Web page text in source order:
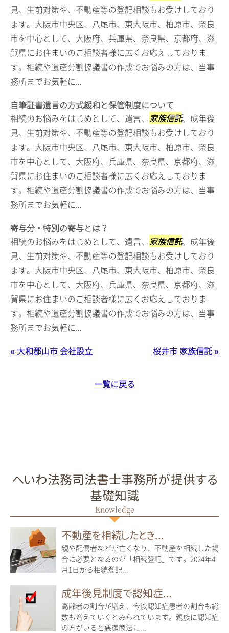
見、生前対策や、不動産等の登記相談もお受けしており
ます。大阪市中央区、八尾市、東大阪市、柏原市、奈良
市を中心として、大阪府、兵庫県、奈良県、京都府、滋
賀県にお住まいのご相談者様に広くお応えしておりま
す。相続や遺産分割協議書の作成でお悩みの方は、当事
務所までお気軽に...
自筆証書遺言の方式緩和と保管制度について
相続のお悩みをはじめとして、遺言、 家族信託、成年後
見、生前対策や、不動産等の登記相談もお受けしており
ます。大阪市中央区、八尾市、東大阪市、柏原市、奈良
市を中心として、大阪府、兵庫県、奈良県、京都府、滋
賀県にお住まいのご相談者様に広くお応えしておりま
す。相続や遺産分割協議書の作成でお悩みの方は、当事
務所までお気軽に...
寄与分・特別の寄与とは？
相続のお悩みをはじめとして、遺言、 家族信託、成年後
見、生前対策や、不動産等の登記相談もお受けしており
ます。大阪市中央区、八尾市、東大阪市、柏原市、奈良
市を中心として、大阪府、兵庫県、奈良県、京都府、滋
賀県にお住まいのご相談者様に広くお応えしておりま
す。相続や遺産分割協議書の作成でお悩みの方は、当事
務所までお気軽に...
« 大和郡山市 会社設立
桜井市 家族信託 »
一覧に戻る
へいわ法務司法書士事務所が提供する
基礎知識
不動産を相続したとき...
親や配偶者などが亡くなり、不動産を相続した場
合に必要となるのが「相続登記」です。2024年4
月1日から相続登記...
成年後見制度で認知症...
高齢者の割合が増え、今後認知症患者の割合も総
数も増えていくとみられています。親族に認知症
の方がいると悪徳商法に...